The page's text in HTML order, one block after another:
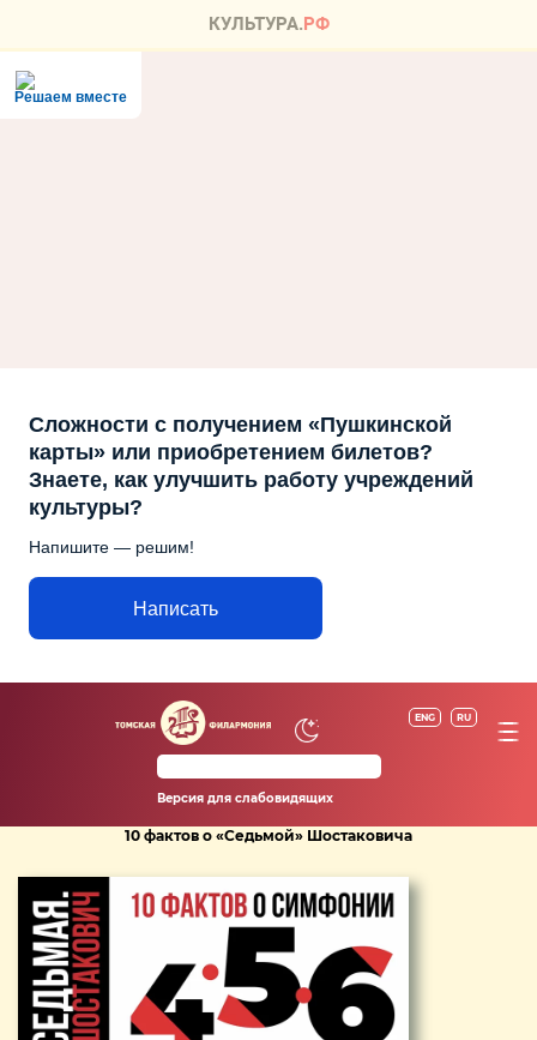
Решаем вместе
Сложности с получением «Пушкинской
карты» или приобретением билетов?
Знаете, как улучшить работу учреждений
культуры?
Напишите — решим!
Написать
ENG RU
Версия для слабовидящих
10 фактов о «Седьмой» Шостаковича